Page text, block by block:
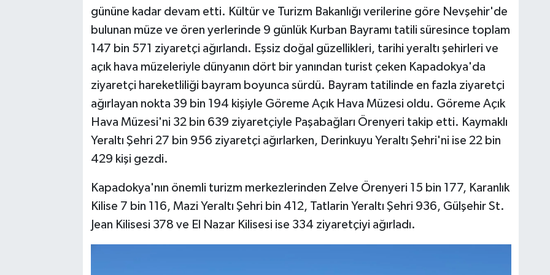
gününe kadar devam etti. Kültür ve Turizm Bakanlığı verilerine göre Nevşehir'de
bulunan müze ve ören yerlerinde 9 günlük Kurban Bayramı tatili süresince toplam
147 bin 571 ziyaretçi ağırlandı. Eşsiz doğal güzellikleri, tarihi yeraltı şehirleri ve
açık hava müzeleriyle dünyanın dört bir yanından turist çeken Kapadokya'da
ziyaretçi hareketliliği bayram boyunca sürdü. Bayram tatilinde en fazla ziyaretçi
ağırlayan nokta 39 bin 194 kişiyle Göreme Açık Hava Müzesi oldu. Göreme Açık
Hava Müzesi'ni 32 bin 639 ziyaretçiyle Paşabağları Örenyeri takip etti. Kaymaklı
Yeraltı Şehri 27 bin 956 ziyaretçi ağırlarken, Derinkuyu Yeraltı Şehri'ni ise 22 bin
429 kişi gezdi.
Kapadokya'nın önemli turizm merkezlerinden Zelve Örenyeri 15 bin 177, Karanlık
Kilise 7 bin 116, Mazi Yeraltı Şehri bin 412, Tatlarin Yeraltı Şehri 936, Gülşehir St.
Jean Kilisesi 378 ve El Nazar Kilisesi ise 334 ziyaretçiyi ağırladı.